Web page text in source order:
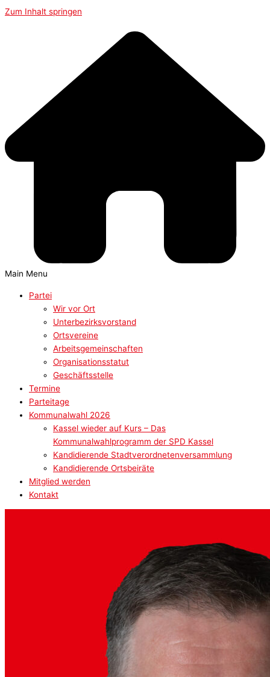
Zum Inhalt springen
Main Menu
Partei
Wir vor Ort
Unterbezirksvorstand
Ortsvereine
Arbeitsgemeinschaften
Organisationsstatut
Geschäftsstelle
Termine
Parteitage
Kommunalwahl 2026
Kassel wieder auf Kurs – Das
Kommunalwahlprogramm der SPD Kassel
Kandidierende Stadtverordnetenversammlung
Kandidierende Ortsbeiräte
Mitglied werden
Kontakt